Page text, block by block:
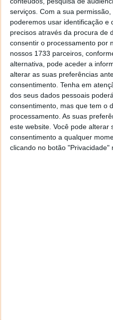
serviços. Com a sua
poderemos usar identificação e
precisos através da procura de
consentir o processamento por
nossos 1733 parceiros,
alternativa, pode aceder a
alterar as suas preferências
consentimento. Tenha em
dos seus dados pessoais
consentimento, mas que tem o
processamento. As suas
este website. Você pode alterar
consentimento a qualquer
clicando no botão
confidenciais e ao